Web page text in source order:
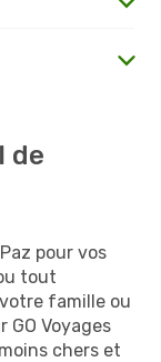
de
pour vos
tout
famille ou
GO Voyages
chers et